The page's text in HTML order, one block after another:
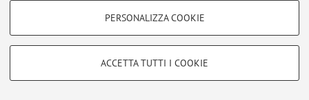
COOKIE TECNICI - NECESSARI
Si tratta di cookie tecnici utilizzati, a titolo esemplificativo, per il corretto
PERSONALIZZA COOKIE
ACCETTA TUTTI I COOKIE